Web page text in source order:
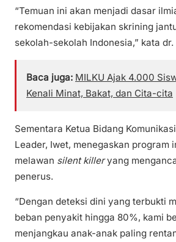
“Temuan ini akan menjadi dasar
rekomendasi kebijakan skrining
sekolah-sekolah Indonesia,” kata dr.
Baca juga: MILKU Ajak 4.000
Kenali Minat, Bakat, dan Cita-cita
Sementara Ketua Bidang
Leader, Iwet, menegaskan program
melawan silent killeryang
penerus.
“Dengan deteksi dini yang terbukti
beban penyakit hingga 80%, kami
menjangkau anak-anak paling